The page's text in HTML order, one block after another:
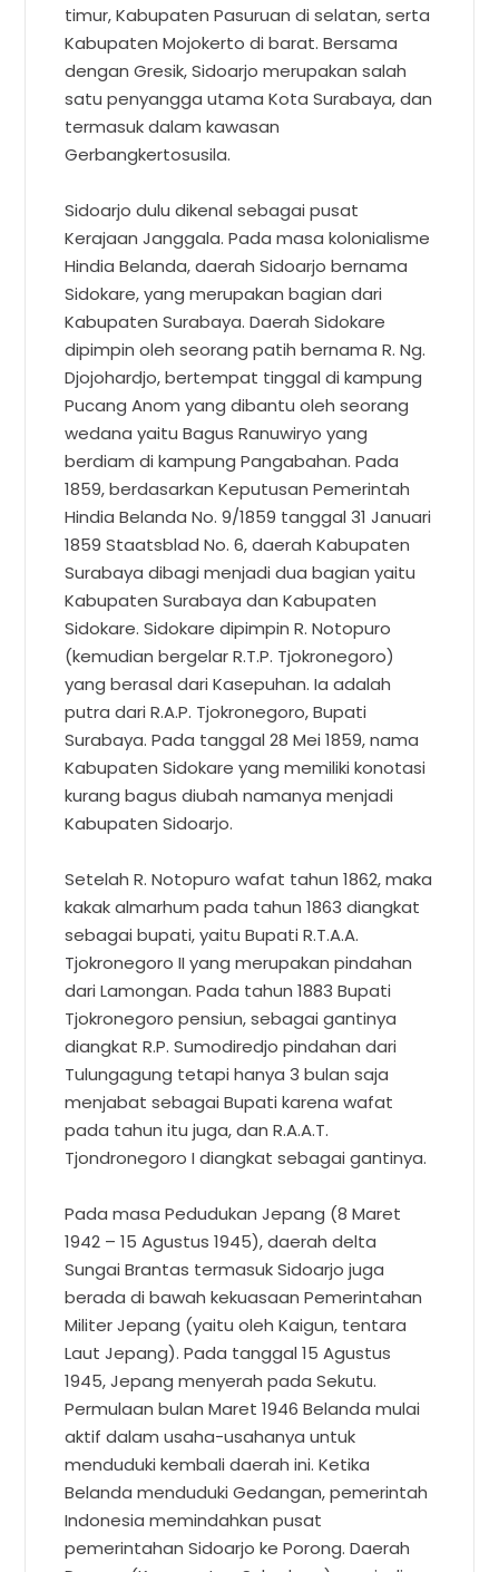
timur, Kabupaten Pasuruan di selatan, serta
Kabupaten Mojokerto di barat. Bersama
dengan Gresik, Sidoarjo merupakan salah
satu penyangga utama Kota Surabaya, dan
termasuk dalam kawasan
Gerbangkertosusila.
Sidoarjo dulu dikenal sebagai pusat
Kerajaan Janggala. Pada masa kolonialisme
Hindia Belanda, daerah Sidoarjo bernama
Sidokare, yang merupakan bagian dari
Kabupaten Surabaya. Daerah Sidokare
dipimpin oleh seorang patih bernama R. Ng.
Djojohardjo, bertempat tinggal di kampung
Pucang Anom yang dibantu oleh seorang
wedana yaitu Bagus Ranuwiryo yang
berdiam di kampung Pangabahan. Pada
1859, berdasarkan Keputusan Pemerintah
Hindia Belanda No. 9/1859 tanggal 31 Januari
1859 Staatsblad No. 6, daerah Kabupaten
Surabaya dibagi menjadi dua bagian yaitu
Kabupaten Surabaya dan Kabupaten
Sidokare. Sidokare dipimpin R. Notopuro
(kemudian bergelar R.T.P. Tjokronegoro)
yang berasal dari Kasepuhan. Ia adalah
putra dari R.A.P. Tjokronegoro, Bupati
Surabaya. Pada tanggal 28 Mei 1859, nama
Kabupaten Sidokare yang memiliki konotasi
kurang bagus diubah namanya menjadi
Kabupaten Sidoarjo.
Setelah R. Notopuro wafat tahun 1862, maka
kakak almarhum pada tahun 1863 diangkat
sebagai bupati, yaitu Bupati R.T.A.A.
Tjokronegoro II yang merupakan pindahan
dari Lamongan. Pada tahun 1883 Bupati
Tjokronegoro pensiun, sebagai gantinya
diangkat R.P. Sumodiredjo pindahan dari
Tulungagung tetapi hanya 3 bulan saja
menjabat sebagai Bupati karena wafat
pada tahun itu juga, dan R.A.A.T.
Tjondronegoro I diangkat sebagai gantinya.
Pada masa Pedudukan Jepang (8 Maret
1942 – 15 Agustus 1945), daerah delta
Sungai Brantas termasuk Sidoarjo juga
berada di bawah kekuasaan Pemerintahan
Militer Jepang (yaitu oleh Kaigun, tentara
Laut Jepang). Pada tanggal 15 Agustus
1945, Jepang menyerah pada Sekutu.
Permulaan bulan Maret 1946 Belanda mulai
aktif dalam usaha-usahanya untuk
menduduki kembali daerah ini. Ketika
Belanda menduduki Gedangan, pemerintah
Indonesia memindahkan pusat
pemerintahan Sidoarjo ke Porong. Daerah